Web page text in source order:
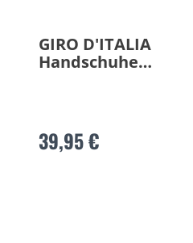
GIRO D'ITALIA
Handschuhe
39,95 €